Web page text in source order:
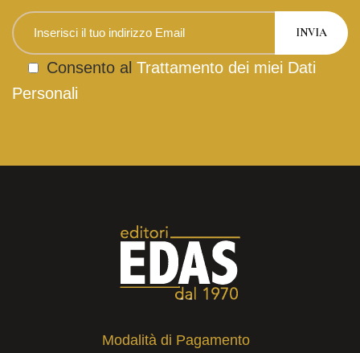
Consento al Trattamento dei miei Dati
Personali
Modalità di Pagamento